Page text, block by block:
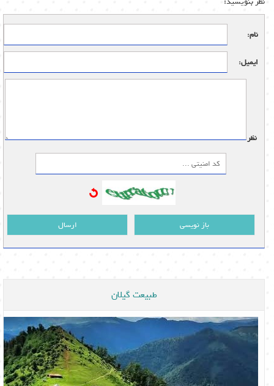
نام:
ایمیل:
نظر:
ارسال باز نویسی
طبیعت گیلان